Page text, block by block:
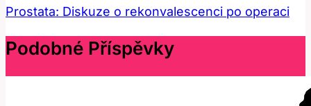
Prostata: Diskuze o rekonvalescenci po operaci
Podobné Příspěvky